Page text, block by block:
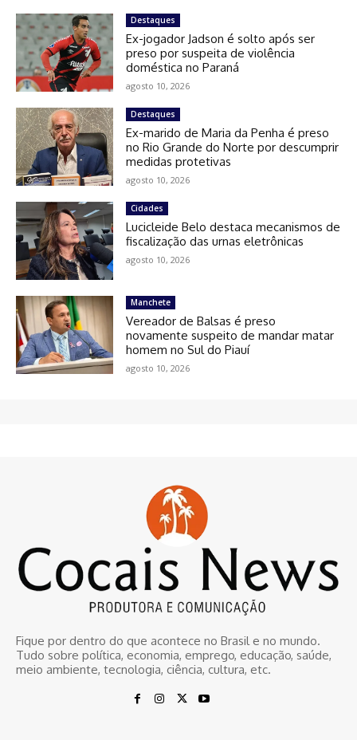
Destaques
Ex-jogador Jadson é solto após ser
preso por suspeita de violência
doméstica no Paraná
agosto 10, 2026
Destaques
Ex-marido de Maria da Penha é preso
no Rio Grande do Norte por descumprir
medidas protetivas
agosto 10, 2026
Cidades
Lucicleide Belo destaca mecanismos de
fiscalização das urnas eletrônicas
agosto 10, 2026
Manchete
Vereador de Balsas é preso
novamente suspeito de mandar matar
homem no Sul do Piauí
agosto 10, 2026
Fique por dentro do que acontece no Brasil e no mundo.
Tudo sobre política, economia, emprego, educação, saúde,
meio ambiente, tecnologia, ciência, cultura, etc.